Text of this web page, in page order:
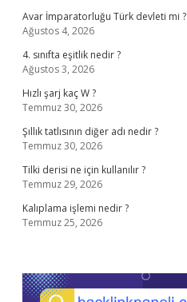
Avar İmparatorluğu Türk devleti mi ?
Ağustos 4, 2026
4. sınıfta eşitlik nedir ?
Ağustos 3, 2026
Hızlı şarj kaç W ?
Temmuz 30, 2026
Şıllık tatlısının diğer adı nedir ?
Temmuz 30, 2026
Tilki derisi ne için kullanılır ?
Temmuz 29, 2026
Kalıplama işlemi nedir ?
Temmuz 25, 2026